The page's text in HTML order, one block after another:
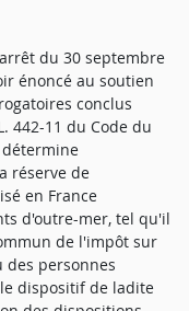
du 30 septembre
énoncé au soutien
conclus
442-11 du Code du
détermine
réserve de
en France
d'outre-mer, tel qu'il
de l'impôt sur
des personnes
dispositif de ladite